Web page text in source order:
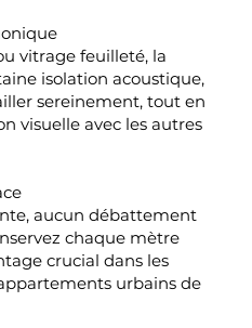
vitrage feuilleté, la
isolation acoustique,
sereinement, tout en
visuelle avec les autres
aucun débattement
chaque mètre
crucial dans les
urbains de